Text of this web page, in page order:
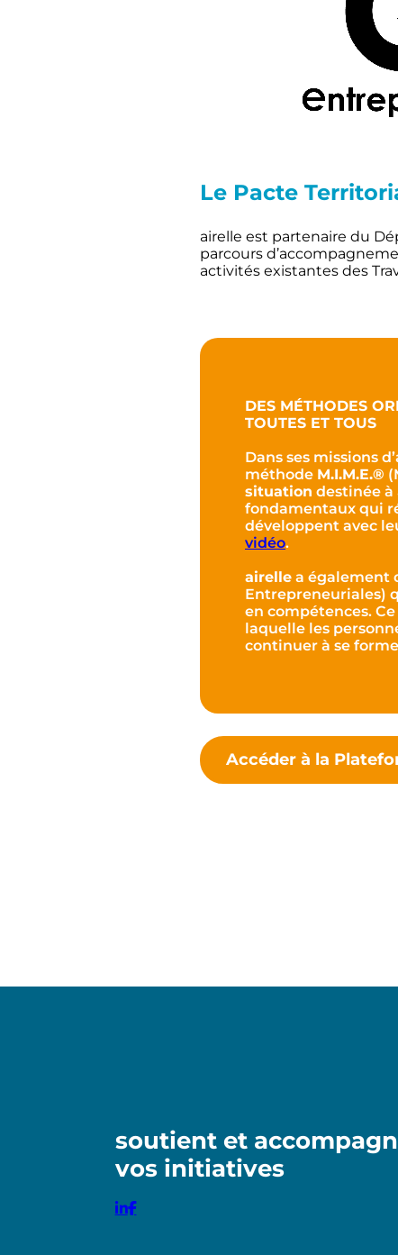
Le Pacte
airelle est partenaire du
parcours
activités existantes des
DES MÉTHODES
TOUTES ET TOUS
Dans ses missions
méthode M.I.M.E.®
situation destinée
fondamentaux qui
développent avec
vidéo.
airelle a également
Entrepreneuriales)
en compétences.
laquelle les
continuer à se
Accéder à la
soutient et
vos initiatives